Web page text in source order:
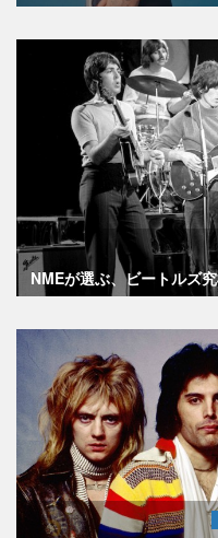
NMEが選ぶ、ビートルズ